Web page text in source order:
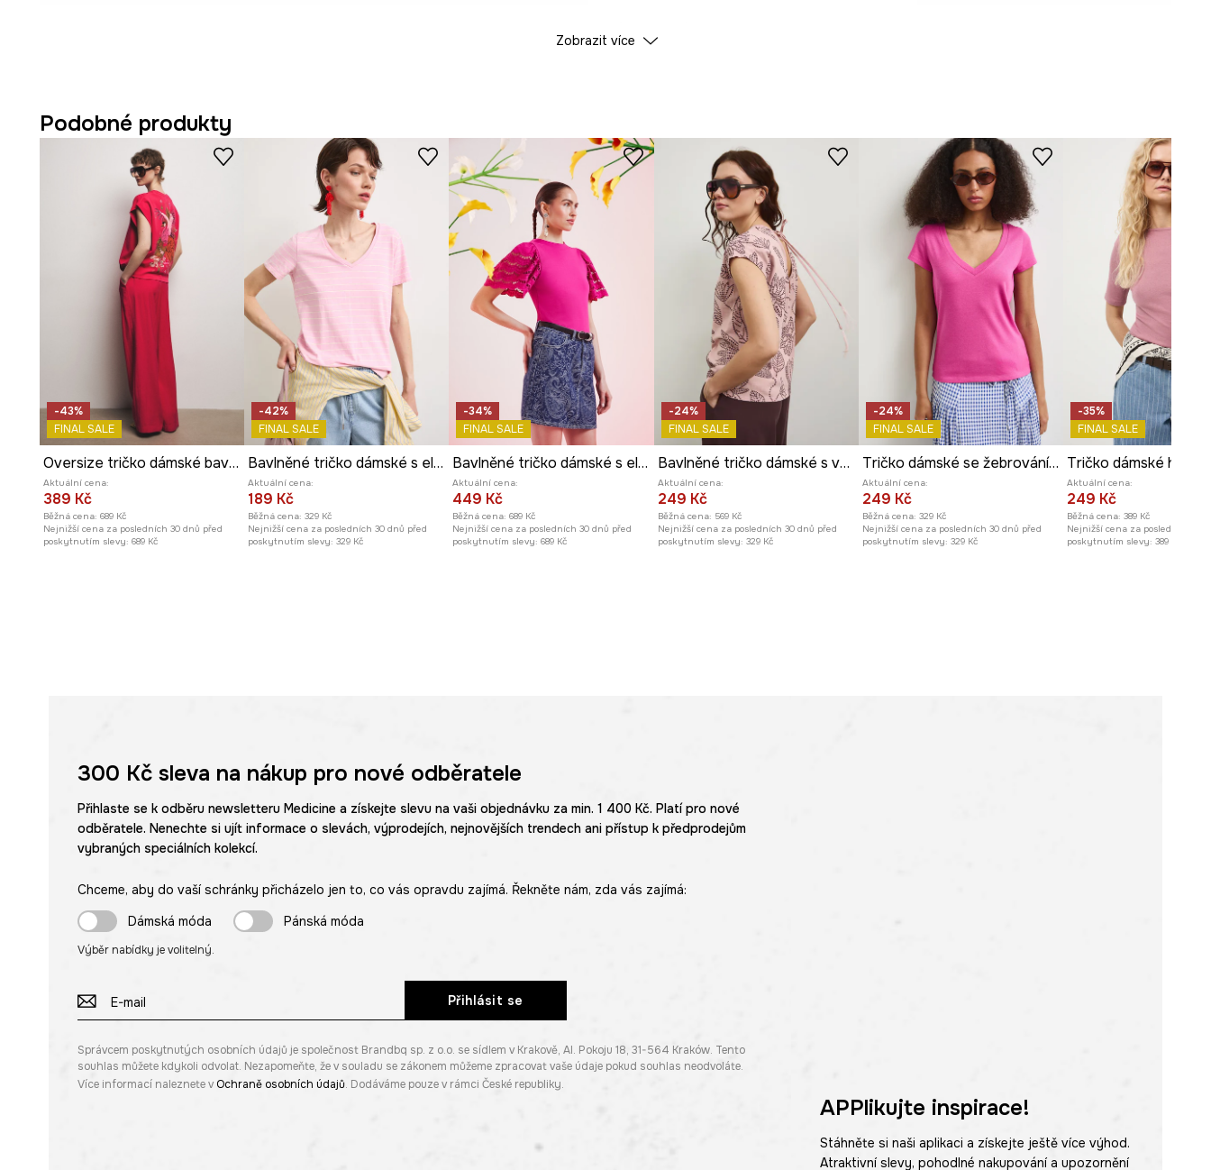
prodyšnost materiálu.
Rukáv se sníženou linií ramen
zdůrazňuje volný charakter trička a zajišťuje
Kulatý výstřihdodává tričku univerzální vzhled, hodící se k mnoha outfitům.
Pletenina heavy weight single jerseyzajišťuje odolnost a pevnou
strukturu materiálu.
Hladký vzor s efektem opránídodává tričku moderní, lehce zestárlý
charakter.
prošití tvoří estetický detail, obohacující minimalistický design.
ID produktu RS26-TSD0A0-30X
Výrobce
Střih: Oversize
ROZMĚRY
Míry uvedené pro velikost
S.
Délka : 58,5 cm
Šířka podpaží
Modelka na fotografii je vysoká
181 cm a má na sebe velikost S
Prohlédněte si rozměry
produktu
Zobrazit více
Podobné produkty
-43%
FINAL SALE
Oversize tričko dámské bavlněné s elastanem z kolekce Ilona Tambor x Medicine
Aktuální cena:
389 Kč
Běžná cena: 689 Kč
Nejnižší cena za posledních 30 dnů před
poskytnutím slevy: 689 Kč
-42%
FINAL SALE
Bavlněné tričko dámské s elastanem a proužky
Aktuální cena:
189 Kč
Běžná cena: 329 Kč
Nejnižší cena za posledních 30 dnů před
poskytnutím slevy: 329 Kč
-34%
FINAL SALE
Bavlněné tričko dámské s elastanem, bez vzoru
Aktuální cena:
449 Kč
Běžná cena: 689 Kč
Nejnižší cena za posledních 30 dnů před
poskytnutím slevy: 689 Kč
-24%
FINAL SALE
Bavlněné tričko dámské s výstřihem na zádech
Aktuální cena:
249 Kč
Běžná cena: 569 Kč
Nejnižší cena za posledních 30 dnů před
poskytnutím slevy: 329 Kč
-24%
FINAL SALE
Tričko dámské se žebrováním, z modalu růžová barva
Aktuální cena:
249 Kč
Běžná cena: 329 Kč
Nejnižší cena za posledních 30 dnů před
poskytnutím slevy: 329 Kč
-35%
FINAL SALE
Aktuální cena:
249 Kč
Běžná cena: 389 Kč
Nejnižší cena za posledních 30
poskytnutím slevy: 389 Kč
300 Kčsleva na nákup pro nové odběratele
Přihlaste se k odběru newsletteru Medicine a získejte slevu na vaši objednávku za min. 1 400 Kč. Platí pro nové
odběratele. Nenechte si ujít informace o slevách, výprodejích, nejnovějších trendech ani přístup k předprodejům
vybraných speciálních kolekcí.
Chceme, aby do vaší schránky přicházelo jen to, co vás opravdu zajímá. Řekněte nám, zda vás zajímá:
Dámská móda
Pánská móda
Výběr nabídky je volitelný.
Přihlásit se
Správcem poskytnutých osobních údajů je společnost Brandbq sp. z o.o. se sídlem v Krakově, Al. Pokoju 18, 31-564 Kraków. Tento
souhlas můžete kdykoli odvolat. Nezapomeňte, že v souladu se zákonem můžeme zpracovat vaše údaje pokud souhlas neodvoláte.
Více informací naleznete v Ochraně osobních údajů. Dodáváme pouze v rámci České republiky.
APPlikujte inspirace!
Stáhněte si naši aplikaci a získejte ještě více výhod.
Atraktivní slevy, pohodlné nakupování a upozornění